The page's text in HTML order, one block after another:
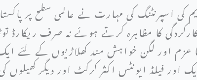
کی اسپرنٹنگ کی مہارت نے عالمی سطح پر
کا مظاہرہ کرتے ہوئے نہ صرف ریکارڈ
عزم اور لگن خواہش مند کھلاڑیوں کے لئے
اور فیلڈ ایونٹس اکثر کرکٹ اور دیگر کھیلوں